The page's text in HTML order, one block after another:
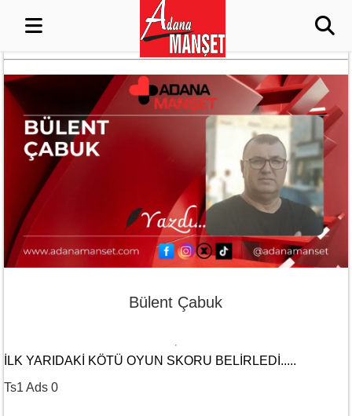
Bülent Çabuk
İLK YARIDAKI KÖTÜ OYUN SKORU BELIRLEDI.....
Ts1 Ads 0